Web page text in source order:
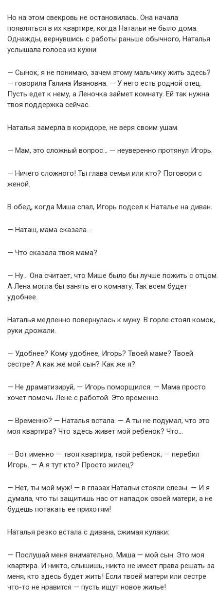
Но на этом свекровь не остановилась. Она начала
появляться в их квартире, когда Натальи не было дома.
Однажды, вернувшись с работы раньше обычного, Наталья
услышала голоса из кухни.
— Сынок, я не понимаю, зачем этому мальчику жить здесь?
— говорила Галина Ивановна. — У него есть родной отец.
Пусть едет к нему, а Леночка займет комнату. Ей так нужна
твоя поддержка сейчас.
Наталья замерла в коридоре, не веря своим ушам.
— Мам, это сложный вопрос… — неуверенно протянул Игорь.
— Ничего сложного! Ты глава семьи или кто? Поговори с
женой.
В обед, когда Миша спал, Игорь подсел к Наталье на диван.
— Наташ, мама сказала…
— Что сказала твоя мама?
— Ну… Она считает, что Мише было бы лучше пожить с отцом.
А Лена могла бы занять его комнату. Так всем будет
удобнее.
Наталья медленно повернулась к мужу. В горле стоял комок,
руки дрожали.
— Удобнее? Кому удобнее, Игорь? Твоей маме? Твоей
сестре? А как же мой сын? Как же я?
— Не драматизируй, — Игорь поморщился. — Мама просто
хочет помочь Лене с работой. Это временно.
— Временно? — Наталья встала. — А ты не подумал, что это
моя квартира? Что здесь живет мой ребенок? Что…
— Вот именно — твоя квартира, твой ребенок, — перебил
Игорь. — А я тут кто? Просто жилец?
— Нет, ты мой муж! — в глазах Натальи стояли слезы. — И я
думала, что ты защитишь нас от нападок своей матери, а не
будешь потакать ее прихотям!
Наталья резко встала с дивана, сжимая кулаки:
— Послушай меня внимательно. Миша — мой сын. Это моя
квартира. И никто, слышишь, никто не имеет права решать за
меня, кто здесь будет жить! Если твоей матери или сестре
что-то не нравится — пусть ищут новое жилье!